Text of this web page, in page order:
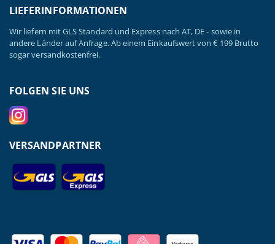
LIEFERINFORMATIONEN
Wir liefern mit GLS Standard und Express nach AT, DE - sowie in
andere Länder auf Anfrage. Ab einem Einkaufswert von € 199 Brutto
sogar versandkostenfrei.
FOLGEN SIE UNS
VERSANDPARTNER